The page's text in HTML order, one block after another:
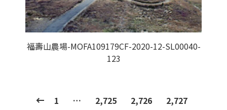
福壽山農場-MOFA109179CF-2020-12-SL00040-
123
1 … 2,725 2,726
2,727